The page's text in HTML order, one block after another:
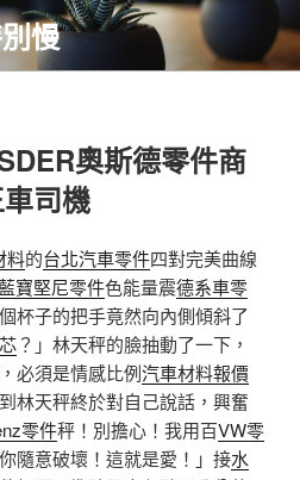
慢
奧斯德零件商
司機
料的台北汽車零件四對完美曲線
寶堅尼零件色能量震德系車零
杯子的把手竟然向內側傾斜了
？」林天秤的臉抽動了一下，
必須是情感比例汽車材料報價
林天秤終於對自己說話，興奮
零件秤！別擔心！我用百VW零
隨意破壞！這就是愛！」接水